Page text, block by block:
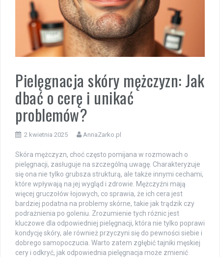
Pielęgnacja skóry mężczyzn: Jak
dbać o cerę i unikać
problemów?
2 kwietnia 2025 AnnaZarko.pl
Skóra mężczyzn, choć często pomijana w rozmowach o
pielęgnacji, zasługuje na szczególną uwagę. Charakteryzuje
się ona nie tylko grubsza strukturą, ale także innymi cechami,
które wpływają na jej wygląd i zdrowie. Mężczyźni mają
więcej gruczołów łojowych, co sprawia, że ich cera jest
bardziej podatna na problemy skórne, takie jak trądzik czy
podrażnienia po goleniu. Zrozumienie tych różnic jest
kluczowe dla odpowiedniej pielęgnacji, która nie tylko poprawi
kondycję skóry, ale również przyczyni się do pewności siebie i
dobrego samopoczucia. Warto zatem zgłębić tajniki męskiej
cery i odkryć, jak odpowiednia pielęgnacja może zmienić